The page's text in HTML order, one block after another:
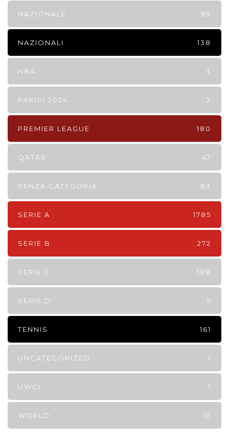
NAZIONALE 69
NAZIONALI 138
NBA 3
PARIGI 2024 2
PREMIER LEAGUE 180
QATAR 47
SENZA CATEGORIA 83
SERIE A 1785
SERIE B 272
SERIE C 188
SERIE D 5
TENNIS 161
UNCATEGORIZED 1
UWCL 1
WORLD 10